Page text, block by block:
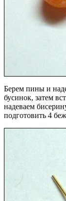
Берем пины и
бусинок, затем
надеваем
подготовить 4